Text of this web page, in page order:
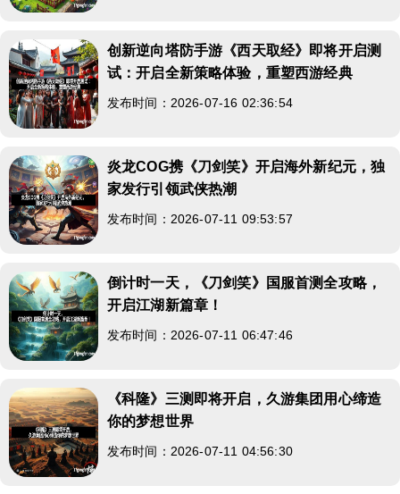
创新逆向塔防手游《西天取经》即将开启测
试：开启全新策略体验，重塑西游经典
发布时间：2026-07-16 02:36:54
炎龙COG携《刀剑笑》开启海外新纪元，独
家发行引领武侠热潮
发布时间：2026-07-11 09:53:57
倒计时一天，《刀剑笑》国服首测全攻略，
开启江湖新篇章！
发布时间：2026-07-11 06:47:46
《科隆》三测即将开启，久游集团用心缔造
你的梦想世界
发布时间：2026-07-11 04:56:30